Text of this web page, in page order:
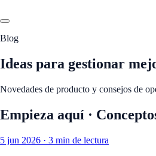
Blog
Ideas para gestionar
Novedades de producto y consejos de
Empieza aquí ·
5 jun 2026 · 3 min de lectura